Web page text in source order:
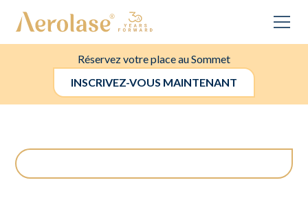
Réservez votre place au Sommet
INSCRIVEZ-VOUS MAINTENANT